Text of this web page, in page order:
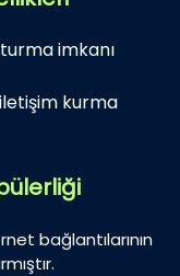
imkanı
kurma
bağlantılarının